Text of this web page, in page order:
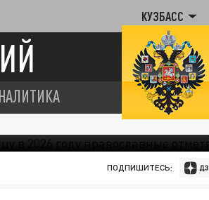
КУЗБАСС
ПОДПИШИТЕСЬ: